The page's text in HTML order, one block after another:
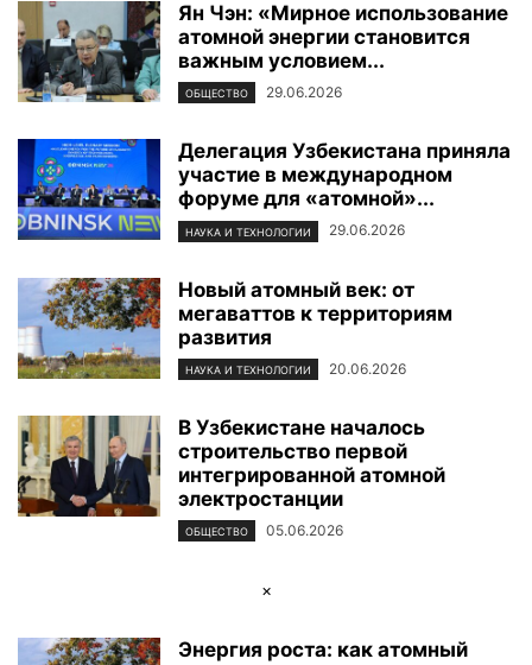
Ян Чэн: «Мирное использование
атомной энергии становится
важным условием...
ОБЩЕСТВО 29.06.2026
Делегация Узбекистана приняла
участие в международном
форуме для «атомной»...
НАУКА И ТЕХНОЛОГИИ 29.06.2026
Новый атомный век: от
мегаваттов к территориям
развития
НАУКА И ТЕХНОЛОГИИ 20.06.2026
В Узбекистане началось
строительство первой
интегрированной атомной
электростанции
ОБЩЕСТВО 05.06.2026
×
Энергия роста: как атомный